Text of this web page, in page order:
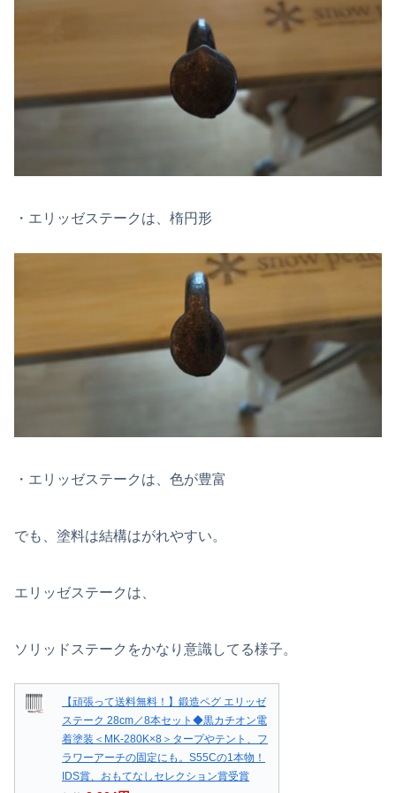
・エリッゼステークは、楕円形
・エリッゼステークは、色が豊富
でも、塗料は結構はがれやすい。
エリッゼステークは、
ソリッドステークをかなり意識してる様子。
【頑張って送料無料！】鍛造ペグ エリッゼ
ステーク 28cm／8本セット◆黒カチオン電
着塗装＜MK-280K×8＞タープやテント、フ
ラワーアーチの固定にも。S55Cの1本物！
IDS賞、おもてなしセレクション賞受賞